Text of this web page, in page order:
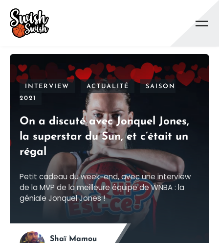
INTERVIEW ACTUALITÉ
SAISON
2021
On a discuté avec Jonquel Jones,
la superstar du Sun, et c’était un
régal
Petit cadeau du week-end, avec une interview
de la MVP de la meilleure équipe de WNBA : la
géniale Jonquel Jones !
Shaï Mamou